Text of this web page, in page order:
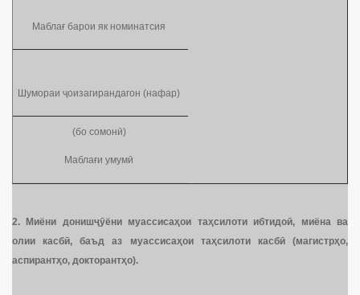
Маблағ барои як номинатсия
Шумораи ҷоизагирандагон (нафар)
(бо сомонӣ)
Маблағи умумӣ
2. Миёни донишҷӯёни муассисаҳои таҳсилоти ибтидоӣ, миёна ва
олии касбӣ, баъд аз муассисаҳои таҳсилоти касбӣ(магистрҳо,
аспирантҳо, докторантҳо).